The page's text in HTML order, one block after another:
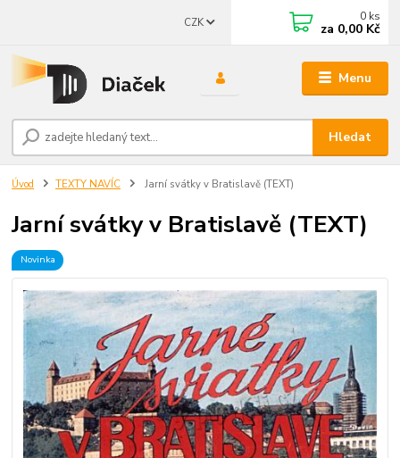
Menu
CZK
Hledat
0 ks
za 0,00 Kč
Úvod TEXTY NAVÍC Jarní svátky v Bratislavě (TEXT)
Jarní svátky v Bratislavě (TEXT)
Novinka